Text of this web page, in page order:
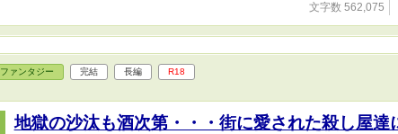
文字数 562,075
ファンタジー 完結 長編 R18
地獄の沙汰も酒次第・・・街に愛された殺し屋